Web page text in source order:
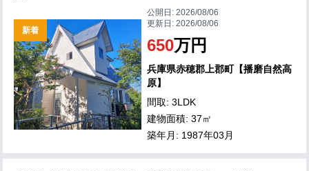
新着
公開日:2026/08/06
更新日:2026/08/06
650万円
兵庫県赤穂郡上郡町【播磨自然高
原】
間取: 3LDK
建物面積: 37㎡
築年月: 1987年03月